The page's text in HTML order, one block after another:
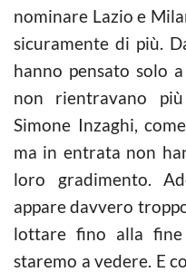
nominare Lazio e
sicuramente di più.
hanno pensato solo
non rientravano
Simone Inzaghi,
ma in entrata non
loro gradimento.
appare davvero
lottare fino alla
staremo a vedere. E